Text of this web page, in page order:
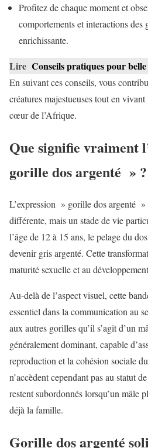
Profitez de chaque moment et
comportements et interactions
enrichissante.
Lire Conseils pratiques pour
En suivant ces conseils, vous
créatures majestueuses tout en
cœur de l’Afrique.
Que signifie vraiment
gorille dos argenté » ?
L’expression » gorille dos argenté »
différente, mais un stade de vie
l’âge de 12 à 15 ans, le pelage du
devenir gris argenté. Cette
maturité sexuelle et au
Au-delà de l’aspect visuel, cette
essentiel dans la communication au
aux autres gorilles qu’il s’agit d’un
généralement dominant, capable
reproduction et la cohésion sociale
n’accèdent cependant pas au statut
restent subordonnés lorsqu’un mâle
déjà la famille.
Gorille dos argenté